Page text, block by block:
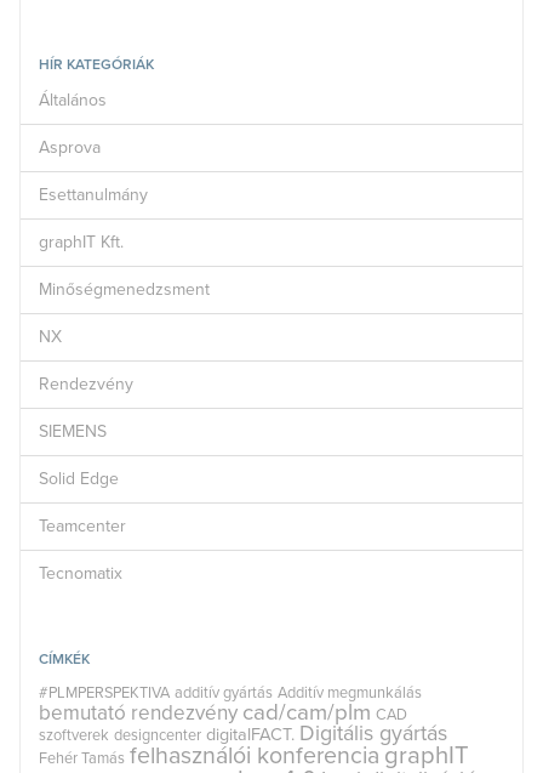
HÍR KATEGÓRIÁK
Általános
Asprova
Esettanulmány
graphIT Kft.
Minőségmenedzsment
NX
Rendezvény
SIEMENS
Solid Edge
Teamcenter
Tecnomatix
CÍMKÉK
#PLMPERSPEKTIVA additív gyártás Additív megmunkálás
bemutató rendezvény cad/cam/plm CAD
szoftverek designcenter digitalFACT. Digitális gyártás
Fehér Tamás felhasználói konferencia graphIT